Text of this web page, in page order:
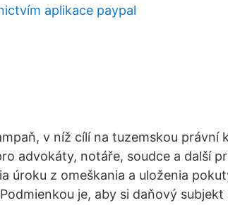
aplikace paypal
v níž cílí na tuzemskou právní
advokáty, notáře, soudce a další
úroku z omeškania a uloženia
je, aby si daňový